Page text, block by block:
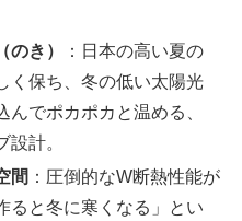
き）
：日本の高い夏の
く保ち、冬の低い太陽光
でポカポカと温める、
計。
間 ：圧倒的なW断熱性能が
ると冬に寒くなる」とい